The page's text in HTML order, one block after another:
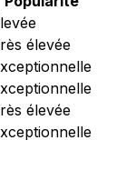
élevée
élevée